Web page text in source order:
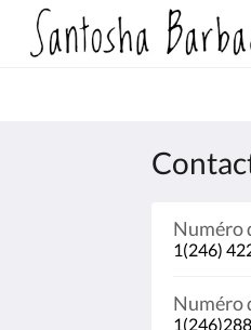
Numéro
1(246)
Numéro